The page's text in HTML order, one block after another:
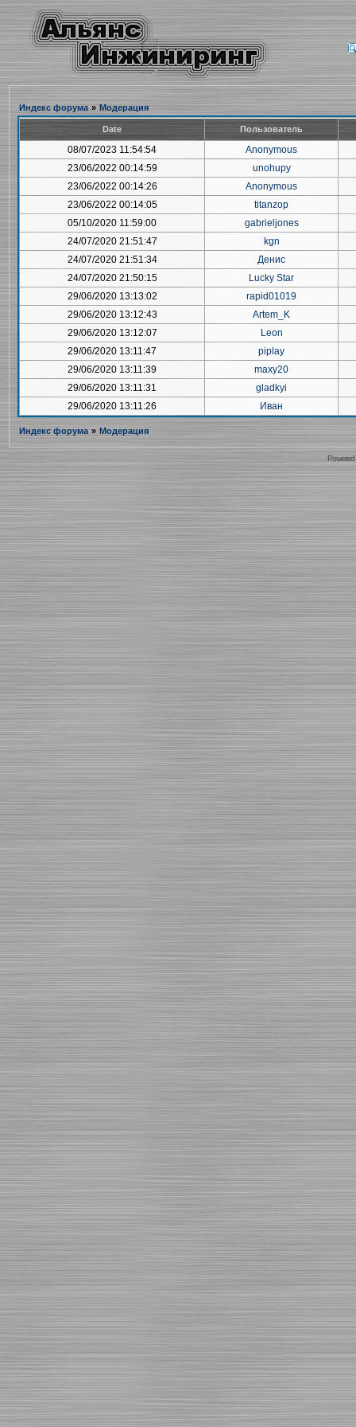
Индекс форума » Модерация
Date Пользователь
08/07/2023 11:54:54
Anonymous
23/06/2022 00:14:59
unohupy
23/06/2022 00:14:26
Anonymous
23/06/2022 00:14:05
titanzop
05/10/2020 11:59:00
gabrieljones
24/07/2020 21:51:47
kgn
24/07/2020 21:51:34
Денис
24/07/2020 21:50:15
Lucky Star
29/06/2020 13:13:02
rapid01019
29/06/2020 13:12:43
Artem_K
29/06/2020 13:12:07
Leon
29/06/2020 13:11:47
piplay
29/06/2020 13:11:39
maxy20
29/06/2020 13:11:31
gladkyi
29/06/2020 13:11:26
Иван
Индекс форума » Модерация